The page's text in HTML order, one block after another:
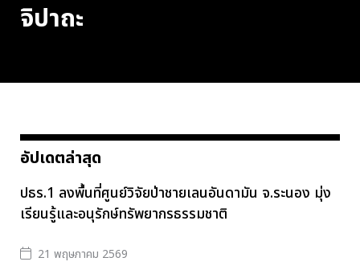
จิปาถะ
อัปเดตล่าสุด
ปธร.1 ลงพื้นที่ศูนย์วิจัยป่าชายเลนอันดามัน จ.ระนอง มุ่ง
เรียนรู้และอนุรักษ์ทรัพยากรธรรมชาติ
21 พฤษภาคม 2569